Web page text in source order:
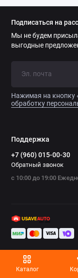
Каталог
Ремонт
Ремонт
Ремонт
Ремонт
Ремонт
Техническое
Подписаться на
Мы не будем
выгодные
Нажимая на кнопку
обработку
Поддержка
+7 (960) 015-00-30
Обратный звонок
с 10:00 до 19:00